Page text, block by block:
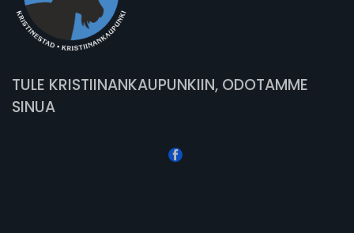
TULE KRISTIINANKAUPUNKIIN, ODOTAMME
SINUA